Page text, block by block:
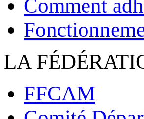
Comment
LA
FFCAM